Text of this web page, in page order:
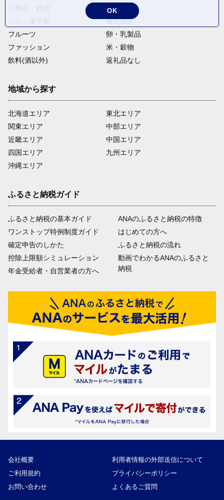
野菜
電化製品
フルーツ
卵・乳製品
ファッション
米・穀物
飲料(酒以外)
返礼品なし
地域から探す
北海道エリア
関東エリア
近畿エリア
四国エリア
沖縄エリア
東北エリア
中部エリア
中国エリア
九州エリア
ふるさと納税ガイド
ふるさと納税の基本ガイド
ワンストップ特例制度ガイド
確定申告のしかた
控除上限額シミュレーション
年金受給者・自営業者の方へ
ANAのふるさと納税の特徴
はじめての方へ
ふるさと納税の流れ
動画でわかるANAのふるさと
納税
会社概要
利用者情報の外部送信について
ご利用規約
プライバシーポリシー
お問い合わせ
よくあるご質問
OK